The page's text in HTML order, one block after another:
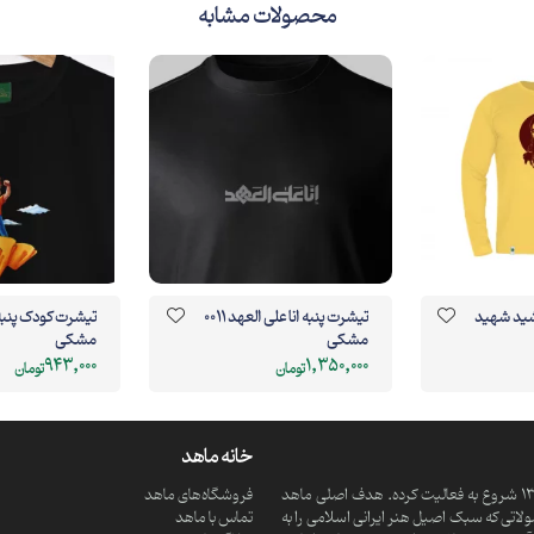
محصولات مشابه
شهید
تیشرت پنبه انا علی العهد 0011
مشکی
1,350,000تومان
مشکی
943,000تومان
ماهد یک موسسه فرهنگی و مذهبی دانش بنیان است که از سال 1390 شروع به فعالیت کرده. هدف اصلی ماهد
که سبک اصیل هنر ایرانی اسلامی را به
خانه ماهد
فروشگاه‌های ماهد
تماس با ماهد